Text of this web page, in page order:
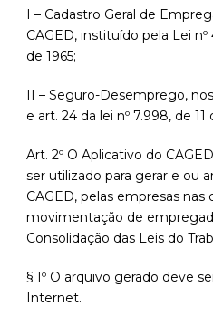
I – Cadastro Geral de
CAGED, instituído pela Lei
de 1965;
II – Seguro-Desemprego,
e art. 24 da lei nº 7.998, de
Art. 2º O Aplicativo do
ser utilizado para gerar e ou
CAGED, pelas empresas nas
movimentação de
Consolidação das Leis do
§ 1º O arquivo gerado deve
Internet.